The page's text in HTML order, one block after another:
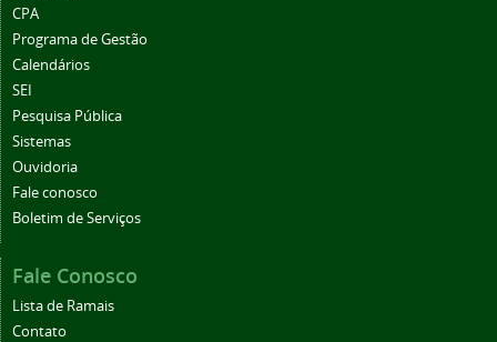
CPA
Programa de Gestão
Calendários
SEI
Pesquisa Pública
Sistemas
Ouvidoria
Fale conosco
Boletim de Serviços
Fale Conosco
Lista de Ramais
Contato